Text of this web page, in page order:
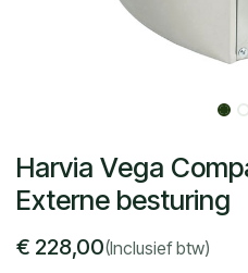
Harvia Vega
Externe besturing
€ 228,00(Inclusief btw)